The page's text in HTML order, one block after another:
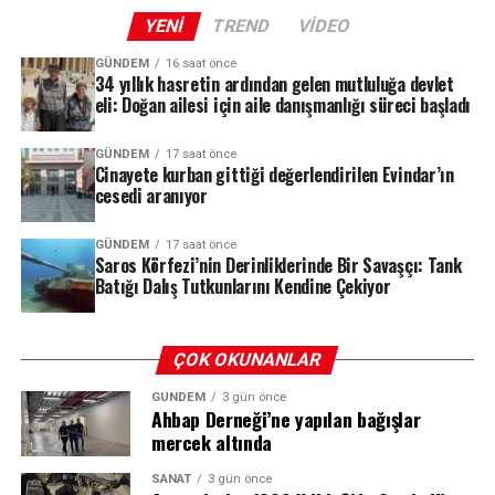
Deliller Zinciri: HTS, PTS ve Biyolojik
Bulgular
Soruşturma kapsamında elde edilen deliller, dosyanın
şüphelilerin HTS (Hücresel Haberleşme Sistemi) ve PTS
(Plaka Tanıma Sistemi) kayıtlarını, kriminal inceleme
bulgularını ve tanık beyanlarını bir araya getirerek
olayın perdesini aralamaya çalıştı.
Yapılan incelemelerde, Evindar Tiğrak’ın kaybolmadan
kapsamında batırılan tank, bölgede su altı sporlarına
ilgi duyan turistleri çekmeyi ve yapay resif oluşumunu
desteklemeyi amaçlıyor. Projenin meyveleri kısa sürede
alınmaya başlandı; yerli ve yabancı dalgıçların akınına
uğrayan batık, Saros Körfezi’ni dalış turizminin yeni
gözdesi haline getirdi.
YENI TREND VIDEO
GÜNDEM 16 saat önce
34 yıllık hasretin ardından gelen mutluluğa devlet
eli: Doğan ailesi için aile danışmanlığı süreci başladı
GÜNDEM 17 saat önce
Cinayete kurban gittiği değerlendirilen Evindar’ın
cesedi aranıyor
GÜNDEM 17 saat önce
Saros Körfezi’nin Derinliklerinde Bir Savaşçı: Tank
Batığı Dalış Tutkunlarını Kendine Çekiyor
ÇOK OKUNANLAR
GÜNDEM 3 gün önce
Ahbap Derneği’ne yapılan bağışlar
mercek altında
SANAT 3 gün önce